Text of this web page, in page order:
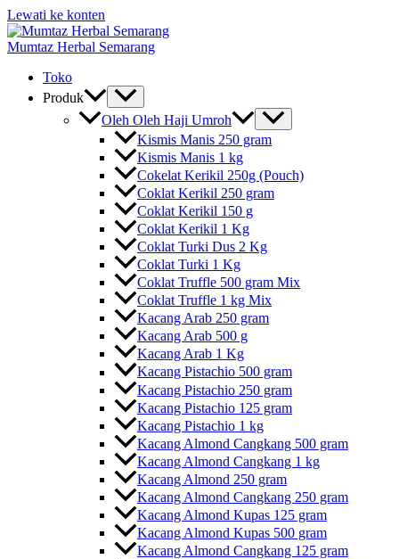
Lewati ke konten
Mumtaz Herbal Semarang
Toko
Produk
Oleh Oleh Haji Umroh
Kismis Manis 250 gram
Kismis Manis 1 kg
Cokelat Kerikil 250g (Pouch)
Coklat Kerikil 250 gram
Coklat Kerikil 150 g
Coklat Kerikil 1 Kg
Coklat Turki Dus 2 Kg
Coklat Turki 1 Kg
Coklat Truffle 500 gram Mix
Coklat Truffle 1 kg Mix
Kacang Arab 250 gram
Kacang Arab 500 g
Kacang Arab 1 Kg
Kacang Pistachio 500 gram
Kacang Pistachio 250 gram
Kacang Pistachio 125 gram
Kacang Pistachio 1 kg
Kacang Almond Cangkang 500 gram
Kacang Almond Cangkang 1 kg
Kacang Almond 250 gram
Kacang Almond Cangkang 250 gram
Kacang Almond Kupas 125 gram
Kacang Almond Kupas 500 gram
Kacang Almond Cangkang 125 gram